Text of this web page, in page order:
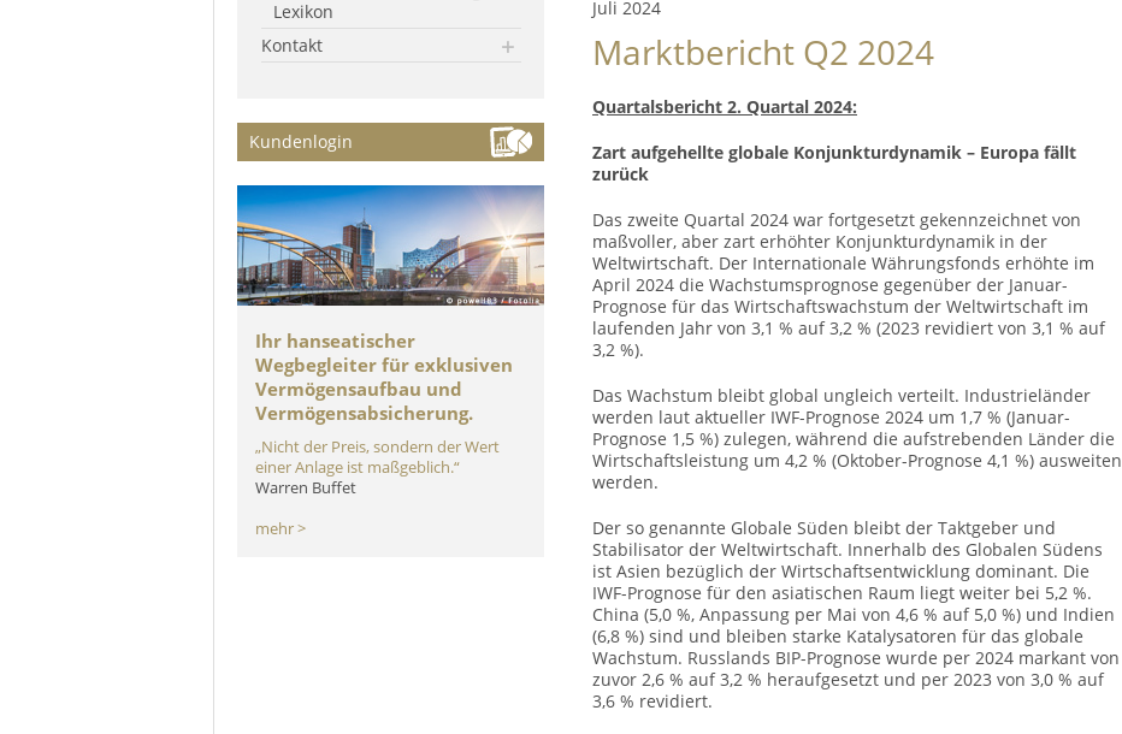
Lexikon
Kontakt
Kundenlogin
Ihr hanseatischer
Wegbegleiter für exklusiven
Vermögensaufbau und
Vermögensabsicherung.
„Nicht der Preis, sondern der Wert
einer Anlage ist maßgeblich.“
Warren Buffet
mehr >
Juli 2024
Marktbericht Q2 2024
Quartalsbericht 2. Quartal 2024:
Zart aufgehellte globale Konjunkturdynamik – Europa fällt
zurück
Das zweite Quartal 2024 war fortgesetzt gekennzeichnet von
maßvoller, aber zart erhöhter Konjunkturdynamik in der
Weltwirtschaft. Der Internationale Währungsfonds erhöhte im
April 2024 die Wachstumsprognose gegenüber der Januar-
Prognose für das Wirtschaftswachstum der Weltwirtschaft im
laufenden Jahr von 3,1 % auf 3,2 % (2023 revidiert von 3,1 % auf
3,2 %).
Das Wachstum bleibt global ungleich verteilt. Industrieländer
werden laut aktueller IWF-Prognose 2024 um 1,7 % (Januar-
Prognose 1,5 %) zulegen, während die aufstrebenden Länder die
Wirtschaftsleistung um 4,2 % (Oktober-Prognose 4,1 %) ausweiten
werden.
Der so genannte Globale Süden bleibt der Taktgeber und
Stabilisator der Weltwirtschaft. Innerhalb des Globalen Südens
ist Asien bezüglich der Wirtschaftsentwicklung dominant. Die
IWF-Prognose für den asiatischen Raum liegt weiter bei 5,2 %.
China (5,0 %, Anpassung per Mai von 4,6 % auf 5,0 %) und Indien
(6,8 %) sind und bleiben starke Katalysatoren für das globale
Wachstum. Russlands BIP-Prognose wurde per 2024 markant von
zuvor 2,6 % auf 3,2 % heraufgesetzt und per 2023 von 3,0 % auf
3,6 % revidiert.